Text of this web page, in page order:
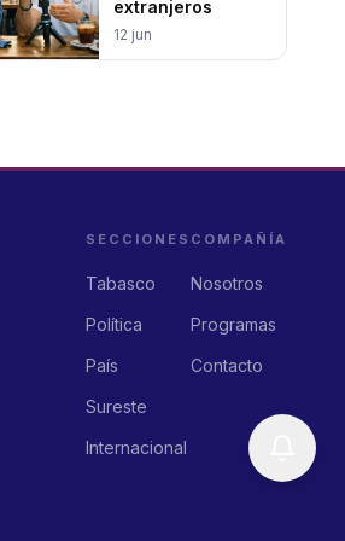
extranjeros
12 jun
SECCIONES
Tabasco
Política
País
Sureste
Internacional
COMPAÑÍA
Nosotros
Programas
Contacto